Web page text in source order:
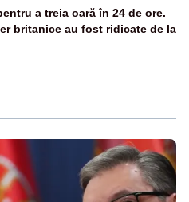
a treia oară în 24 de ore.
britanice au fost ridicate de la